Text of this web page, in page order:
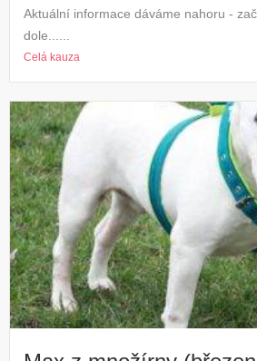
Aktuální informace dáváme nahoru -
dole......
Celá kauza